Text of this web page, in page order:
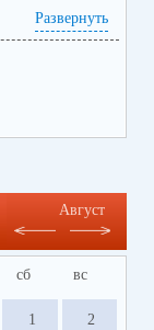
отдыха и
Развернуть
Август
сб вс
1 2